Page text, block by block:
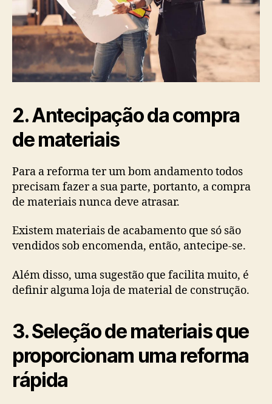
2. Antecipação da compra
de materiais
Para a reforma ter um bom andamento todos
precisam fazer a sua parte, portanto, a compra
de materiais nunca deve atrasar.
Existem materiais de acabamento que só são
vendidos sob encomenda, então, antecipe-se.
Além disso, uma sugestão que facilita muito, é
definir alguma loja de material de construção.
3. Seleção de materiais que
proporcionam uma reforma
rápida